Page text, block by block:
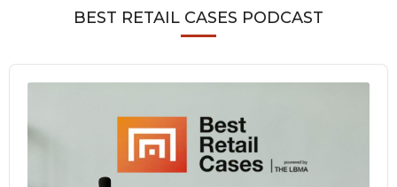
BEST RETAIL CASES PODCAST
Audio
Player